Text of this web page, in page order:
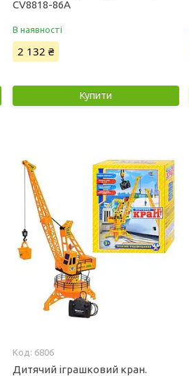
CV8818-86A
В наявності
2 132 ₴
Купити
6806
Дитячий іграшковий кран.